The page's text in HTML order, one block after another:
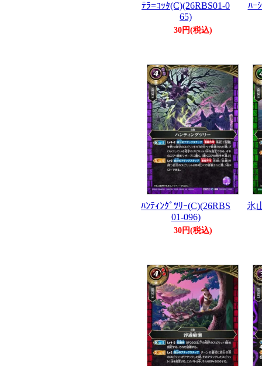
ﾃﾗ=ｺｯﾀ(C)(26RBS01-0
65)
30円(税込)
ﾊｰ
ﾊﾝﾃｨﾝｸﾞﾂﾘｰ(C)(26RBS
01-096)
30円(税込)
氷